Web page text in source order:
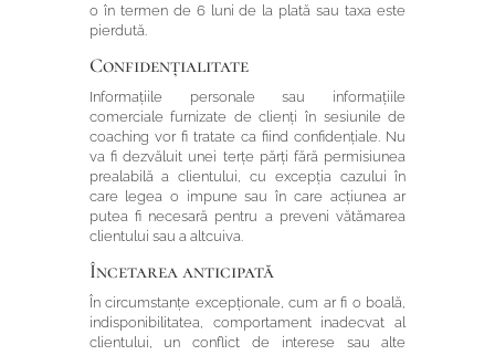
o în termen de 6 luni de la plată sau taxa este
pierdută.
Confidențialitate
Informațiile personale sau informațiile
comerciale furnizate de clienți în sesiunile de
coaching vor fi tratate ca fiind confidențiale. Nu
va fi dezvăluit unei terțe părți fără permisiunea
prealabilă a clientului, cu excepția cazului în
care legea o impune sau în care acțiunea ar
putea fi necesară pentru a preveni vătămarea
clientului sau a altcuiva.
Încetarea anticipată
În circumstanțe excepționale, cum ar fi o boală,
indisponibilitatea, comportament inadecvat al
clientului, un conflict de interese sau alte